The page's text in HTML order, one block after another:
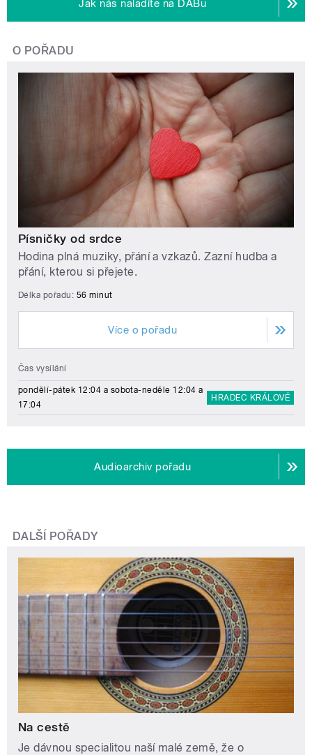
Jak nás naladíte na DABu
O POŘADU
Písničky od srdce
Hodina plná muziky, přání a vzkazů. Zazní hudba a
přání, kterou si přejete.
Délka pořadu: 56 minut
Více o pořadu
Čas vysílání
pondělí-pátek 12:04 a sobota-neděle 12:04 a
17:04
HRADEC KRÁLOVÉ
Audioarchiv pořadu
DALŠÍ POŘADY
Na cestě
Je dávnou specialitou naší malé země, že o